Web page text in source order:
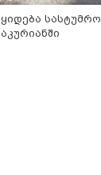
სასტუმრო